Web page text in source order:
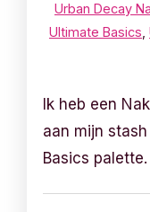
Urban Decay
Ultimate Basics
Ik heb een
aan mijn
Basics